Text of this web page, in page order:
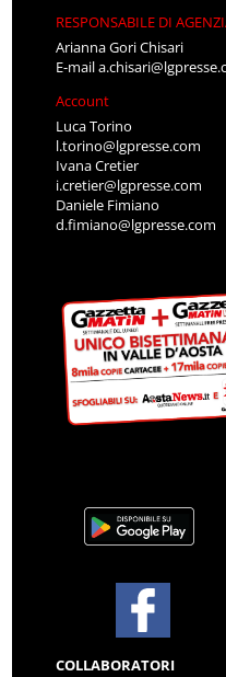
RESPONSABILE DI
Arianna Gori Chisari
E-mail
Account
Luca Torino
l.torino@lgpresse.com
Ivana Cretier
i.cretier@lgpresse.com
Daniele Fimiano
d.fimiano@lgpresse.com
COLLABORATORI